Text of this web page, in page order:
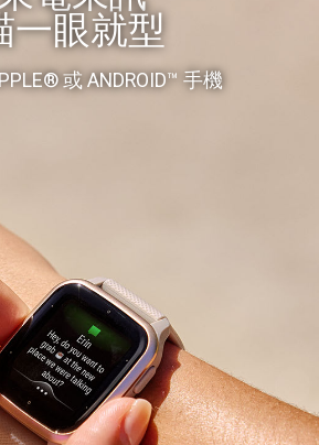
一眼就型
或 ANDROID™ 手機